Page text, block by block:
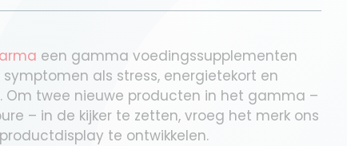
een gamma voedingssupplementen
als stress, energietekort en
Om twee nieuwe producten in het gamma –
– in de kijker te zetten, vroeg het merk ons
te ontwikkelen.